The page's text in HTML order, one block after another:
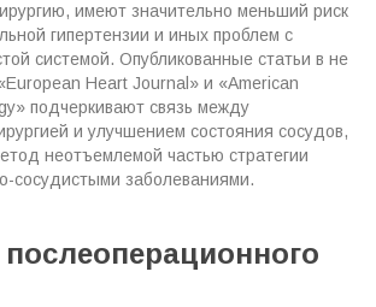
имеют значительно меньший риск
гипертензии и иных проблем с
системой. Опубликованные статьи в не
Heart Journal» и «American
подчеркивают связь между
и улучшением состояния сосудов,
неотъемлемой частью стратегии
сосудистыми заболеваниями.